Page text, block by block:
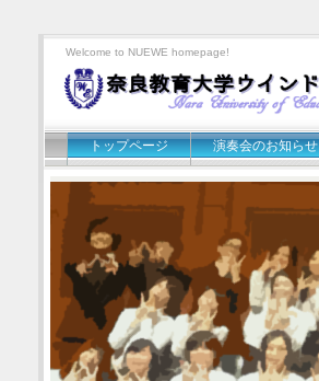
Welcome to NUEWE homepage!
トップページ 演奏会のお知らせ